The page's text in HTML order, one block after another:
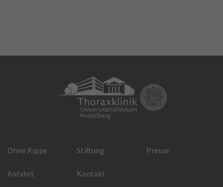
Ohne Kippe Stiftung Presse
Anfahrt Kontakt